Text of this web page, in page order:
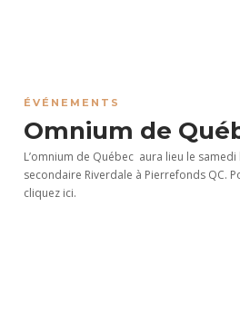
ÉVÉNEMENTS
Omnium de
L’omnium de Québec aura lieu le samedi
secondaire Riverdale à Pierrefonds QC.
cliquez ici.